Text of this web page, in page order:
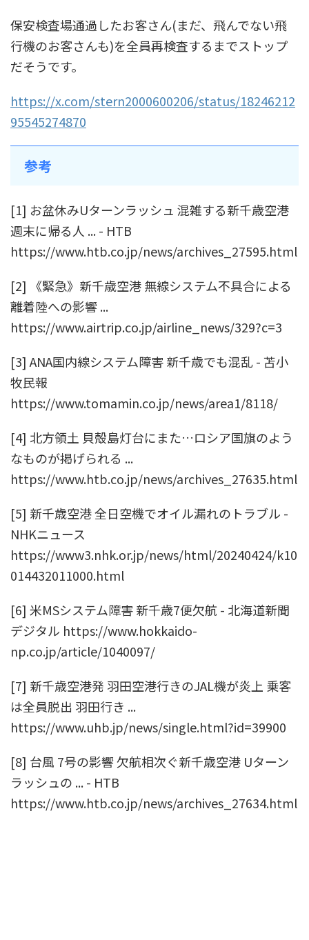
保安検査場通過したお客さん(まだ、飛んでない飛
行機のお客さんも)を全員再検査するまでストップ
だそうです。
https://x.com/stern2000600206/status/18246212
95545274870
参考
[1] お盆休みUターンラッシュ 混雑する新千歳空港
週末に帰る人 ... - HTB
https://www.htb.co.jp/news/archives_27595.html
[2] 《緊急》新千歳空港 無線システム不具合による
離着陸への影響 ...
https://www.airtrip.co.jp/airline_news/329?c=3
[3] ANA国内線システム障害 新千歳でも混乱 - 苫小
牧民報
https://www.tomamin.co.jp/news/area1/8118/
[4] 北方領土 貝殻島灯台にまた…ロシア国旗のよう
なものが掲げられる ...
https://www.htb.co.jp/news/archives_27635.html
[5] 新千歳空港 全日空機でオイル漏れのトラブル -
NHKニュース
https://www3.nhk.or.jp/news/html/20240424/k10
014432011000.html
[6] 米MSシステム障害 新千歳7便欠航 - 北海道新聞
デジタル https://www.hokkaido-
np.co.jp/article/1040097/
[7] 新千歳空港発 羽田空港行きのJAL機が炎上 乗客
は全員脱出 羽田行き ...
https://www.uhb.jp/news/single.html?id=39900
[8] 台風 7号の影響 欠航相次ぐ新千歳空港 Uターン
ラッシュの ... - HTB
https://www.htb.co.jp/news/archives_27634.html